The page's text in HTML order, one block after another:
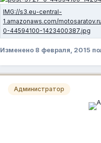
Изменено 8 февраля, 2015
Администратор